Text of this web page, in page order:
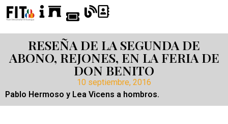
RESEÑA DE LA SEGUNDA DE
ABONO, REJONES, EN LA FERIA DE
DON BENITO
10 septiembre, 2016
Pablo Hermoso y Lea Vicens a hombros.